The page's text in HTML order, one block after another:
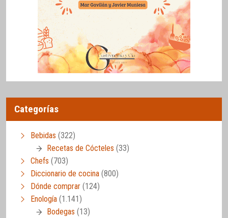
Categorías
Bebidas (322)
Recetas de Cócteles (33)
Chefs (703)
Diccionario de cocina (800)
Dónde comprar (124)
Enología (1.141)
Bodegas (13)